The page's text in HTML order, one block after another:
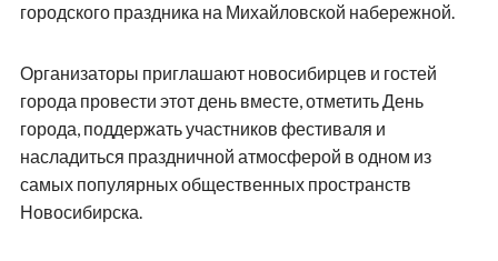
городского праздника на Михайловской набережной.
Организаторы приглашают новосибирцев и гостей
города провести этот день вместе, отметить День
города, поддержать участников фестиваля и
насладиться праздничной атмосферой в одном из
самых популярных общественных пространств
Новосибирска.